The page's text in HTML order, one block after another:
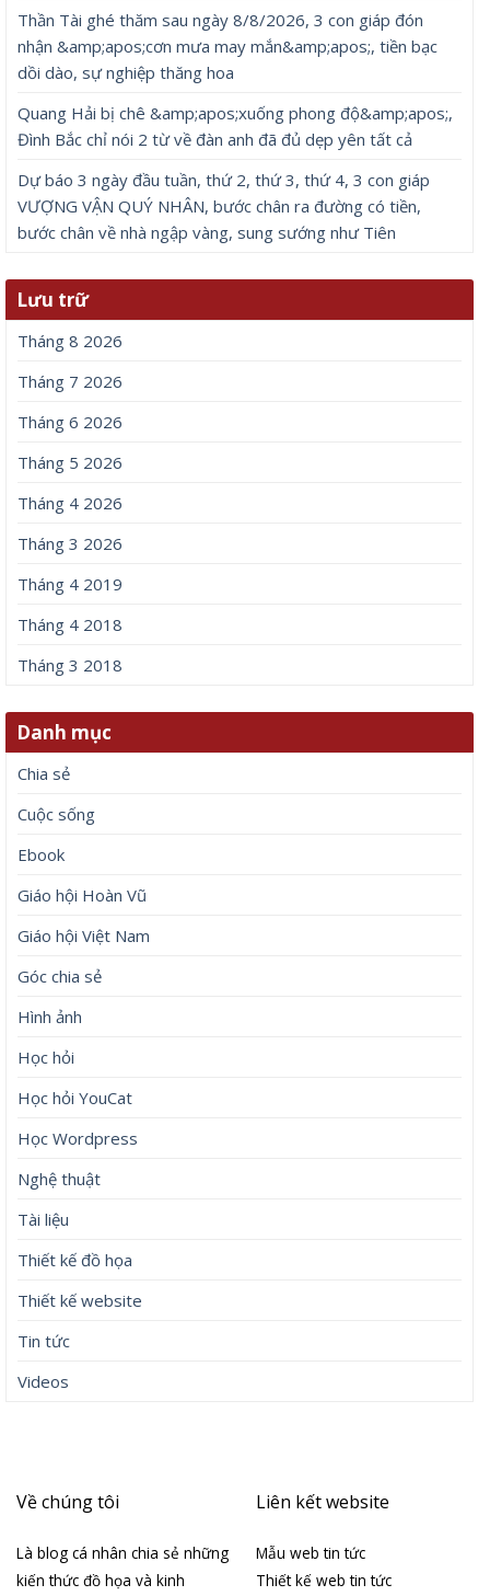
Thần Tài ghé thăm sau ngày 8/8/2026, 3 con giáp đón
nhận &amp;apos;cơn mưa may mắn&amp;apos;, tiền bạc
dồi dào, sự nghiệp thăng hoa
Quang Hải bị chê &amp;apos;xuống phong độ&amp;apos;,
Đình Bắc chỉ nói 2 từ về đàn anh đã đủ dẹp yên tất cả
Dự báo 3 ngày đầu tuần, thứ 2, thứ 3, thứ 4, 3 con giáp
VƯỢNG VẬN QUÝ NHÂN, bước chân ra đường có tiền,
bước chân về nhà ngập vàng, sung sướng như Tiên
Lưu trữ
Tháng 8 2026
Tháng 7 2026
Tháng 6 2026
Tháng 5 2026
Tháng 4 2026
Tháng 3 2026
Tháng 4 2019
Tháng 4 2018
Tháng 3 2018
Danh mục
Chia sẻ
Cuộc sống
Ebook
Giáo hội Hoàn Vũ
Giáo hội Việt Nam
Góc chia sẻ
Hình ảnh
Học hỏi
Học hỏi YouCat
Học Wordpress
Nghệ thuật
Tài liệu
Thiết kế đồ họa
Thiết kế website
Tin tức
Videos
Về chúng tôi
Là blog cá nhân chia sẻ những
kiến thức đồ họa và kinh
Liên kết website
Mẫu web tin tức
Thiết kế web tin tức